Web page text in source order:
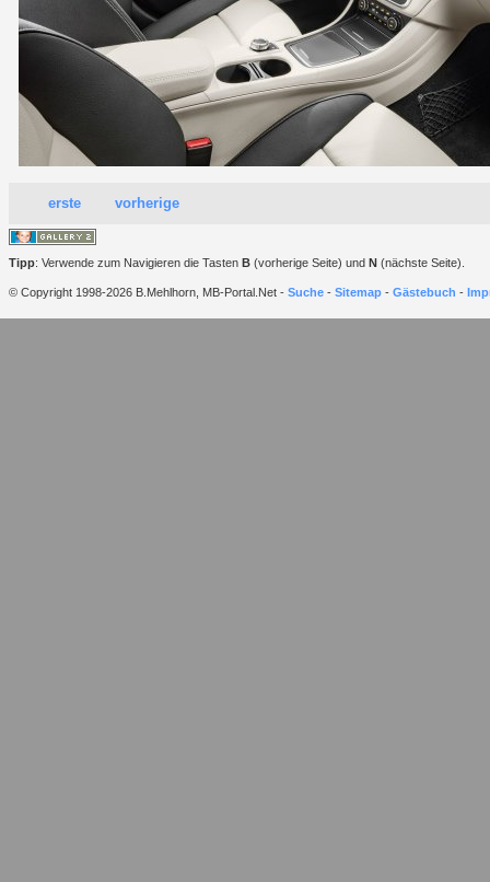
erste vorherige
Tipp: Verwende zum Navigieren die Tasten B (vorherige Seite) und N (nächste Seite).
© Copyright 1998-2026 B.Mehlhorn, MB-Portal.Net - Suche - Sitemap - Gästebuch -